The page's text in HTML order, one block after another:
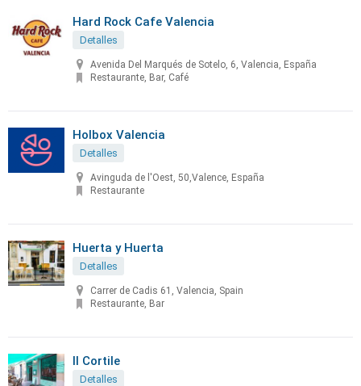
Hard Rock Cafe Valencia
Detalles
Avenida Del Marqués de Sotelo, 6, Valencia, España
Restaurante, Bar, Café
Holbox Valencia
Detalles
Avinguda de l'Oest, 50,Valence, España
Restaurante
Huerta y Huerta
Detalles
Carrer de Cadis 61, Valencia, Spain
Restaurante, Bar
Il Cortile
Detalles